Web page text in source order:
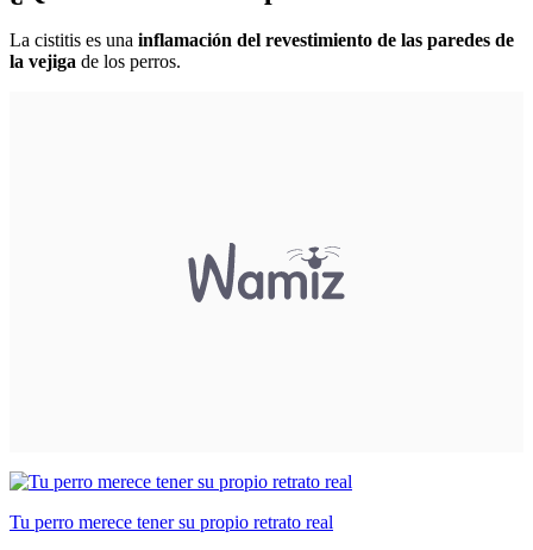
La cistitis es una inflamación del revestimiento de las paredes de
la vejiga de los perros.
Tu perro merece tener su propio retrato real